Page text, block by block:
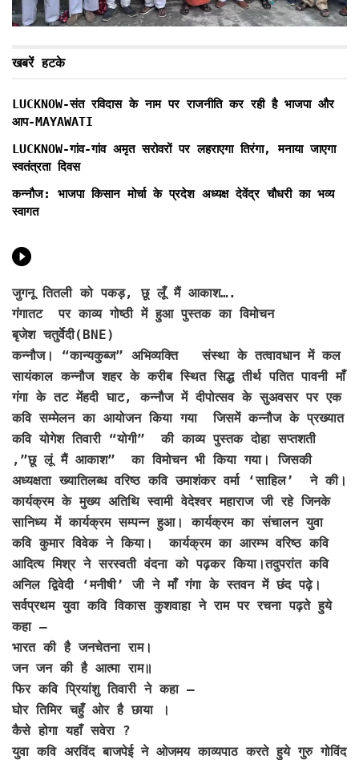
खबरें हटके
LUCKNOW-संत रविदास के नाम पर राजनीति कर रही है भाजपा और
आप-MAYAWATI
LUCKNOW-गांव-गांव अमृत सरोवरों पर लहराएगा तिरंगा, मनाया जाएगा
स्वतंत्रता दिवस
कन्नौज: भाजपा किसान मोर्चा के प्रदेश अध्यक्ष देवेंद्र चौधरी का भव्य
स्वागत
जुगनू तितली को पकड़, छू लूँ मैं आकाश….
गंगातट पर काव्य गोष्ठी में हुआ पुस्तक का विमोचन
बृजेश चतुर्वेदी(BNE)
कन्नौज। “कान्यकुब्ज” अभिव्यक्ति संस्था के तत्वावधान में कल
सायंकाल कन्नौज शहर के करीब स्थित सिद्ध तीर्थ पतित पावनी माँ
गंगा के तट मेंहदी घाट, कन्नौज में दीपोत्सव के सुअवसर पर एक
कवि सम्मेलन का आयोजन किया गया जिसमें कन्नौज के प्रख्यात
कवि योगेश तिवारी “योगी” की काव्य पुस्तक दोहा सप्तशती
,”छू लूं मैं आकाश” का विमोचन भी किया गया। जिसकी
अध्यक्षता ख्यातिलब्ध वरिष्ठ कवि उमाशंकर वर्मा ‘साहिल’ ने की।
कार्यक्रम के मुख्य अतिथि स्वामी वेदेश्वर महाराज जी रहे जिनके
सानिध्य में कार्यक्रम सम्पन्न हुआ। कार्यक्रम का संचालन युवा
कवि कुमार विवेक ने किया। कार्यक्रम का आरम्भ वरिष्ठ कवि
आदित्य मिश्र ने सरस्वती वंदना को पढ़कर किया।तदुपरांत कवि
अनिल द्विवेदी ‘मनीषी’ जी ने माँ गंगा के स्तवन में छंद पढ़े।
सर्वप्रथम युवा कवि विकास कुशवाहा ने राम पर रचना पढ़ते हुये
कहा –
भारत की है जनचेतना राम।
जन जन की है आत्मा राम॥
फिर कवि प्रियांशु तिवारी ने कहा –
घोर तिमिर चहुँ ओर है छाया ।
कैसे होगा यहाँ सवेरा ?
युवा कवि अरविंद बाजपेई ने ओजमय काव्यपाठ करते हुये गुरु गोविंद